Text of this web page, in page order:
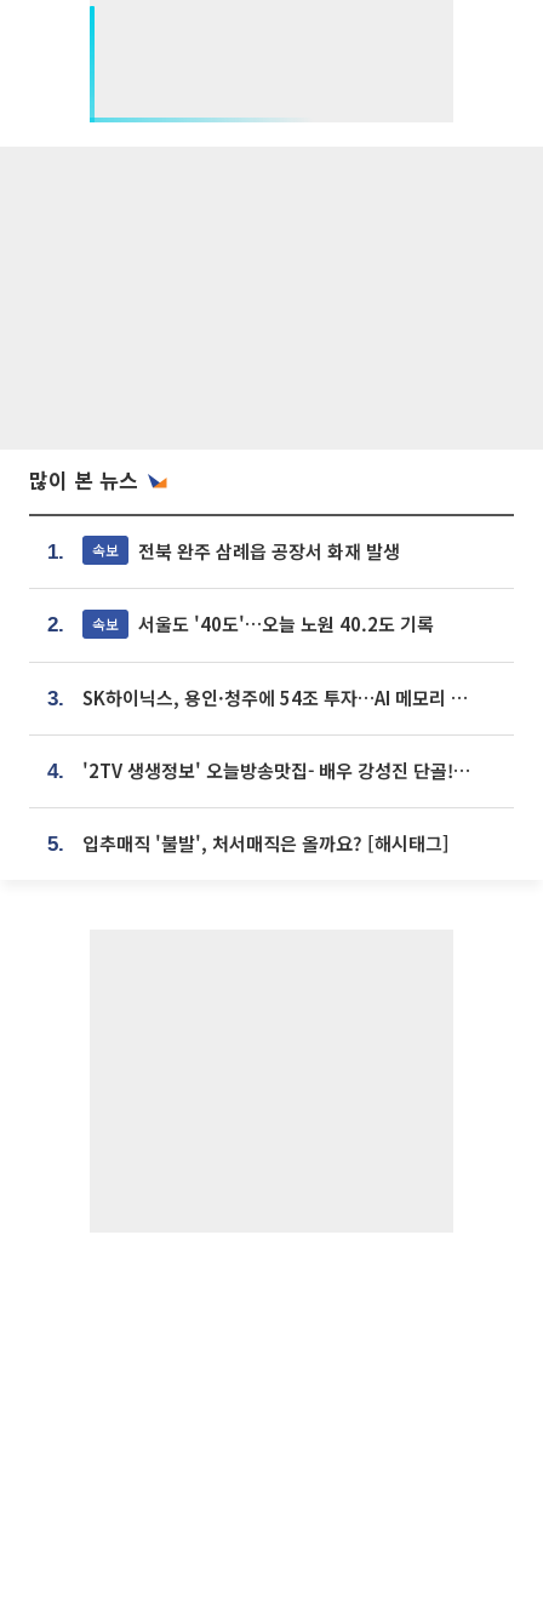
많이 본 뉴스
1. 속보 전북 완주 삼례읍 공장서 화재 발생
2. 속보 서울도 '40도'…오늘 노원 40.2도 기록
3. SK하이닉스, 용인·청주에 54조 투자…AI 메모리 생산기지 키운다
4. '2TV 생생정보' 오늘방송맛집- 배우 강성진 단골! 쌀국수ㆍ푸팟퐁 커리 맛집 '블○○○'
5. 입추매직 '불발', 처서매직은 올까요? [해시태그]